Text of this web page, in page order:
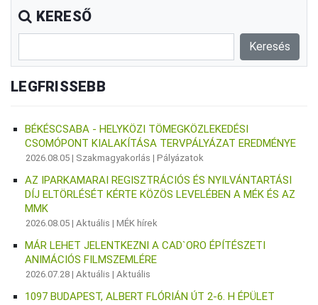
KERESŐ
LEGFRISSEBB
BÉKÉSCSABA - HELYKÖZI TÖMEGKÖZLEKEDÉSI
CSOMÓPONT KIALAKÍTÁSA TERVPÁLYÁZAT EREDMÉNYE
2026.08.05 | Szakmagyakorlás | Pályázatok
AZ IPARKAMARAI REGISZTRÁCIÓS ÉS NYILVÁNTARTÁSI
DÍJ ELTÖRLÉSÉT KÉRTE KÖZÖS LEVELÉBEN A MÉK ÉS AZ
MMK
2026.08.05 | Aktuális | MÉK hírek
MÁR LEHET JELENTKEZNI A CAD`ORO ÉPÍTÉSZETI
ANIMÁCIÓS FILMSZEMLÉRE
2026.07.28 | Aktuális | Aktuális
1097 BUDAPEST, ALBERT FLÓRIÁN ÚT 2-6. H ÉPÜLET